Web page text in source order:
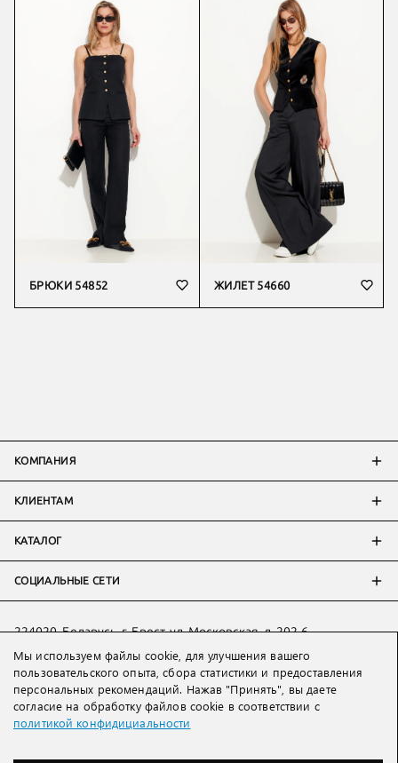
БРЮКИ 54852 ЖИЛЕТ 54660
КОМПАНИЯ
КЛИЕНТАМ
КАТАЛОГ
СОЦИАЛЬНЫЕ СЕТИ
214018 Россия, г. Смоленск, пр-т. Гагарина, д. 19
224020, Беларусь, г. Брест, ул. Московская, д. 202-6
Тел:+7 993 398 36 60(WhatsApp
Тел:+375 29 205 80 10( WhatsApp,Viber)
Email:ved@lakbi.com
Мы используем файлы cookie, для улучшения вашего
пользовательского опыта, сбора статистики и предоставления
персональных рекомендаций. Нажав "Принять", вы даете
согласие на обработку файлов cookie в соответствии с
политикой конфидициальности